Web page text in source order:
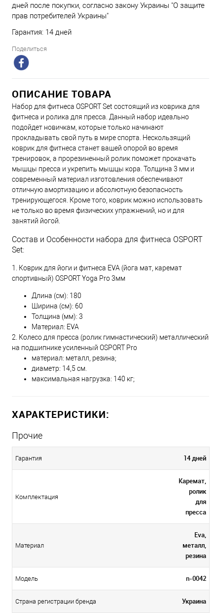
дней после покупки, согласно закону Украины "О защите
прав потребителей Украины"
Гарантия: 14 дней
Поделиться
ОПИСАНИЕ ТОВАРА
Набор для фитнеса OSPORT Set состоящий из коврика для
фитнеса и ролика для пресса. Данный набор идеально
подойдет новичкам, которые только начинают
прокладывать свой путь в мире спорта. Нескользящий
коврик для фитнеса станет вашей опорой во время
тренировок, а прорезиненный ролик поможет прокачать
мышцы пресса и укрепить мышцы кора. Толщина 3 мм и
современный материал изготовления обеспечивают
отличную амортизацию и абсолютную безопасность
тренирующегося. Кроме того, коврик можно использовать
не только во время физических упражнений, но и для
занятий йогой.
Состав и Особенности набора для фитнеса OSPORT
Set:
1. Коврик для йоги и фитнеса EVA (йога мат, каремат
спортивный) OSPORT Yoga Pro 3мм
Длина (см): 180
Ширина (см): 60
Толщина (мм): 3
Материал: EVA
2. Колесо для пресса (ролик гимнастический) металлический
на подшипнике усиленный OSPORT Pro
материал: металл, резина;
диаметр: 14,5 см.
максимальная нагрузка: 140 кг;
ХАРАКТЕРИСТИКИ:
Прочие
Гарантия 14 дней
Комплектация
Каремат,
ролик
для
пресса
Материал
Eva,
металл,
резина
Модель n-0042
Страна регистрации бренда Украина